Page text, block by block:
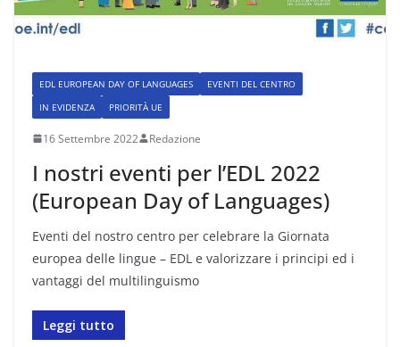
EDL EUROPEAN DAY OF LANGUAGES
EVENTI DEL CENTRO
IN EVIDENZA
PRIORITÀ UE
16 Settembre 2022 Redazione
I nostri eventi per l’EDL 2022
(European Day of Languages)
Eventi del nostro centro per celebrare la Giornata
europea delle lingue – EDL e valorizzare i principi ed i
vantaggi del multilinguismo
Leggi tutto